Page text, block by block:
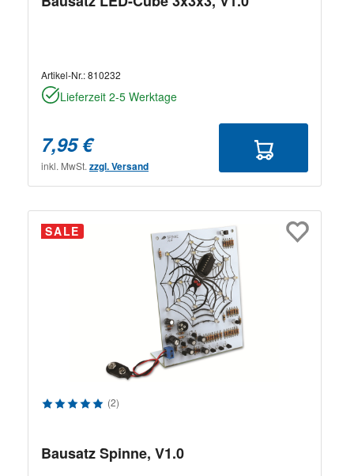
Artikel-Nr.:810232
Lieferzeit 2-5 Werktage
7,95 €
inkl. MwSt. zzgl. Versand
SALE
Durchschnittliche Bewertung von 5 von 5 Sternen
(2)
Bausatz Spinne, V1.0